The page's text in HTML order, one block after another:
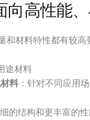
向高性能
和材料特性都有较
途材料
料 ：针对不同应用
的结构和更丰富的